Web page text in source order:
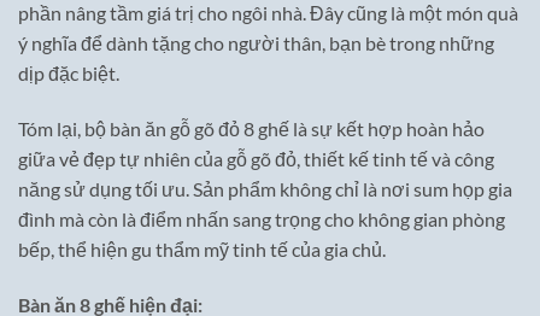
phần nâng tầm giá trị cho ngôi nhà. Đây cũng là một món quà
ý nghĩa để dành tặng cho người thân, bạn bè trong những
dịp đặc biệt.
Tóm lại, bộ bàn ăn gỗ gõ đỏ 8 ghế là sự kết hợp hoàn hảo
giữa vẻ đẹp tự nhiên của gỗ gõ đỏ, thiết kế tinh tế và công
năng sử dụng tối ưu. Sản phẩm không chỉ là nơi sum họp gia
đình mà còn là điểm nhấn sang trọng cho không gian phòng
bếp, thể hiện gu thẩm mỹ tinh tế của gia chủ.
Bàn ăn 8 ghế hiện đại: